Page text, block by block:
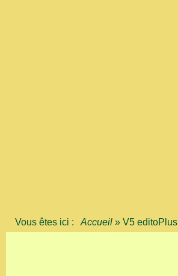
Vous êtes ici : Accueil » V5 editoPlus